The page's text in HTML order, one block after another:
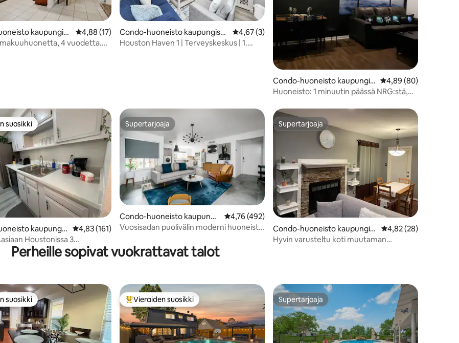
5, 186 arvostelua
kaupungiss
Keskimääräinen arvio 4,88/5, 17 arvostelua
4,88 (17)
makuuhuonetta, 4 vuodetta.
Condo-huoneisto kaupungissa
Houston
Keskimääräinen arvio 4,67/5, 3 arvostelua
4,67 (3)
Houston Haven 1 | Terveyskeskus | 1.
Condo-huoneisto kaupungis
sa Houston
Keskimääräinen
4,89 (80)
Huoneisto: 1 minuutin päässä NRG:stä,
lääkärikeskuksesta
5, 155 arvostelua
suosikki
suosikki
kaupungis Keskimääräinen arvio 4,83/5, 161 arvostelua
4,83 (161)
Houstonissa 3
ja 2 kylpyhuonetta
Supertarjoaja
Supertarjoaja
Condo-huoneisto kaupungis
sa Houston
Keskimääräinen arvio 4,76/5, 492 arvostelua
4,76 (492)
Vuosisadan puolivälin moderni huoneisto
Supertarjoaja
Supertarjoaja
Condo-huoneisto kaupungiss
a Houston
Keskimääräinen
4,82 (28)
Hyvin varusteltu koti muutaman
Perheille sopivat vuokrattavat talot
suosikki
suosikki Vieraiden suosikkien parhaimmistoa
Vieraiden suosikki Supertarjoaja
Supertarjoaja